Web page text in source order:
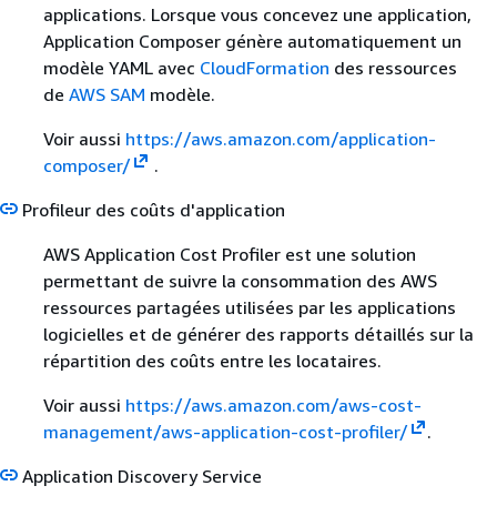
applications. Lorsque vous concevez une application,
Application Composer génère automatiquement un
modèle YAML avec CloudFormation des ressources
de AWS SAM modèle.
Voir aussi https://aws.amazon.com/application-
composer/
.
Profileur des coûts d'application
AWS Application Cost Profiler est une solution
permettant de suivre la consommation des AWS
ressources partagées utilisées par les applications
logicielles et de générer des rapports détaillés sur la
répartition des coûts entre les locataires.
Voir aussi https://aws.amazon.com/aws-cost-
management/aws-application-cost-profiler/
.
Application Discovery Service